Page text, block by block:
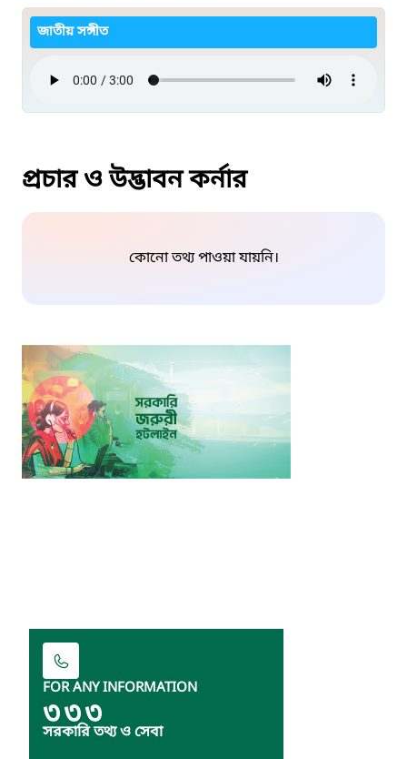
জাতীয় সঙ্গীত
প্রচার ও উদ্ভাবন কর্নার
কোনো তথ্য পাওয়া যায়নি।
FOR ANY INFORMATION
৩৩৩
সরকারি তথ্য ও সেবা